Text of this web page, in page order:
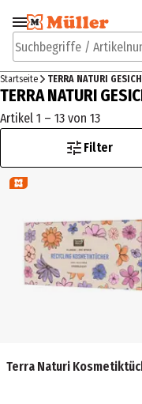
Zur Navigation
springen
Suchbegriffe /
Startseite TERRA NATURI
TERRA NATURI
Artikel 1 – 13 von 13
Filter
Terra Naturi